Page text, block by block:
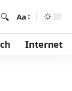
Aa
Internet